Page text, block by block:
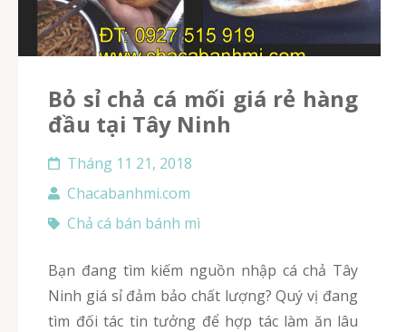
Bỏ sỉ chả cá mối giá rẻ hàng
đầu tại Tây Ninh
Tháng 11 21, 2018
Chacabanhmi.com
Chả cá bán bánh mì
Bạn đang tìm kiếm nguồn nhập cá chả Tây
Ninh giá sỉ đảm bảo chất lượng? Quý vị đang
tìm đối tác tin tưởng để hợp tác làm ăn lâu